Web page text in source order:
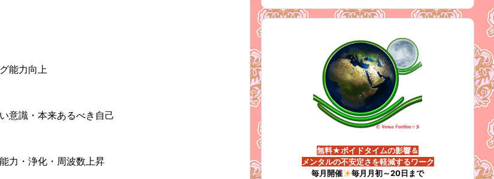
能力向上
意識・本来あるべき自己
力・浄化・周波数上昇
無料★ボイドタイムの影響＆
メンタルの不安定さを軽減するワーク
毎月開催
毎月月初～20日まで